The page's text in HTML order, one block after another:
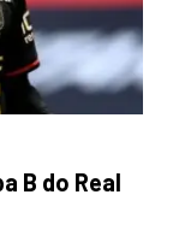
B do Real